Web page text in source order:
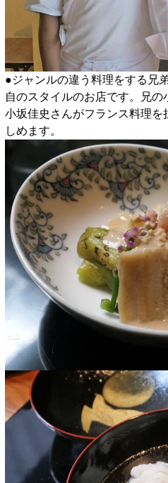
●ジャンルの違う料理をする兄
自のスタイルのお店です。兄
小坂佳史さんがフランス料理
しめます。